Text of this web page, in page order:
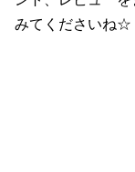
みてくださいね☆